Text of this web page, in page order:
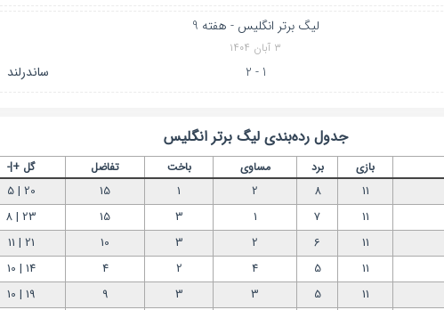
لیگ برتر انگلیس - هفته 9
۳ آبان ۱۴۰۴
1 - 2 ساندرلند
جدول رده‌بندیلیگ برتر انگلیس
بازی برد مساوی باخت تفاضل گل +|-
11
8
2
1
15
20 | 5
11
7
1
3
15
23 | 8
11
6
2
3
10
21 | 11
11
5
4
2
4
14 | 10
11
5
3
3
9
19 | 10